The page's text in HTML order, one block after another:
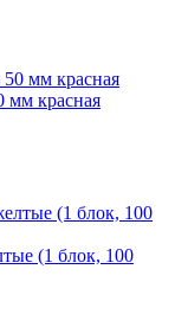
мм красная
(1 блок, 100